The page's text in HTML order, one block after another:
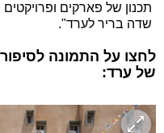
תכנון של פארקים
שדה בריר לערד".
לחצו על התמונה
של ערד: